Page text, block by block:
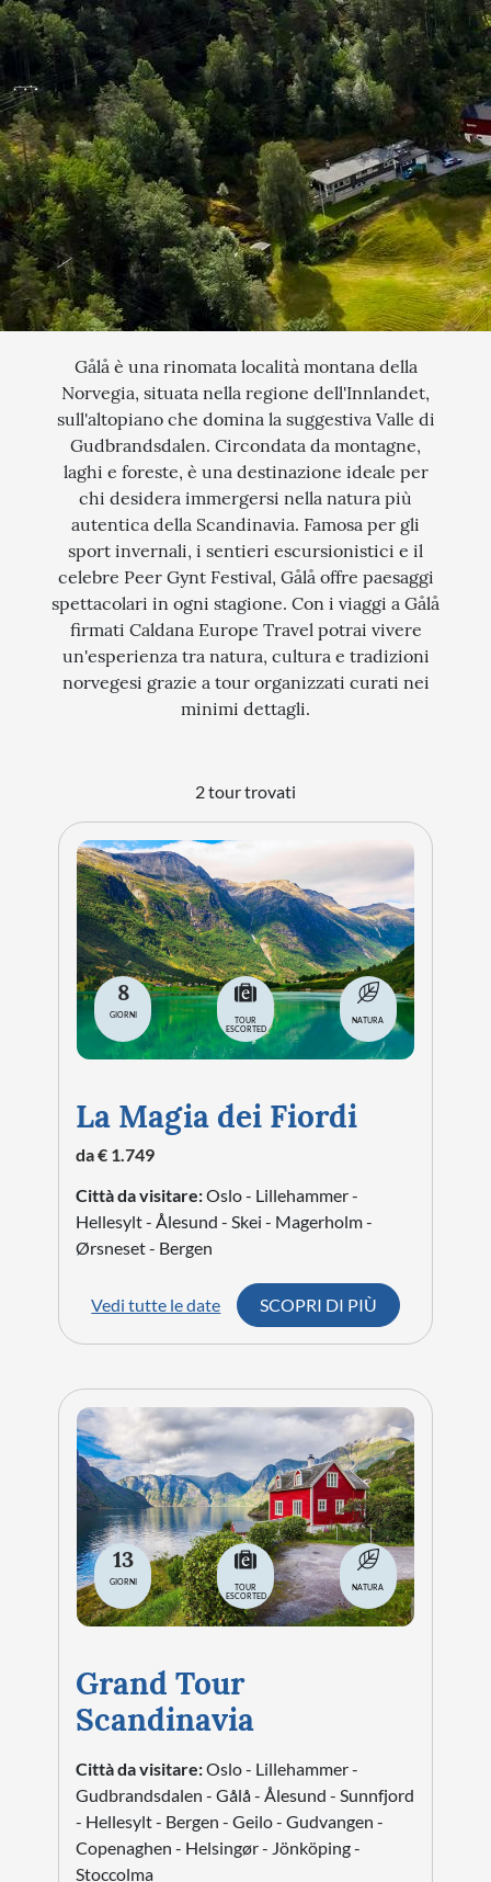
Gålå è una rinomata località montana della
Norvegia, situata nella regione dell'Innlandet,
sull'altopiano che domina la suggestiva Valle di
Gudbrandsdalen. Circondata da montagne,
laghi e foreste, è una destinazione ideale per
chi desidera immergersi nella natura più
autentica della Scandinavia. Famosa per gli
sport invernali, i sentieri escursionistici e il
celebre Peer Gynt Festival, Gålå offre paesaggi
spettacolari in ogni stagione. Con i viaggi a Gålå
firmati Caldana Europe Travel potrai vivere
un'esperienza tra natura, cultura e tradizioni
norvegesi grazie a tour organizzati curati nei
minimi dettagli.
2 tour trovati
8
GIORNI
TOUR
ESCORTED
NATURA
La Magia dei Fiordi
da € 1.749
Città da visitare:Oslo - Lillehammer -
Hellesylt - Ålesund - Skei - Magerholm -
Ørsneset - Bergen
Vedi tutte le date SCOPRI DI PIÙ
13
GIORNI
TOUR
ESCORTED
NATURA
Grand Tour
Scandinavia
Città da visitare:Oslo - Lillehammer -
Gudbrandsdalen - Gålå - Ålesund - Sunnfjord
- Hellesylt - Bergen - Geilo - Gudvangen -
Copenaghen - Helsingør - Jönköping -
Stoccolma
QUANDO VUOI PARTIRE?
SCEGLI LE DATE
AGOSTO
FERRAGOSTO
SETTEMBRE
OTTOBRE
PONTE DI OGNISSANTI
NOVEMBRE
INTERESSI
QUALI SONO I TUOI INTERESSI?
MERCATINI DI NATALE
NOVITA
EXCLUSIVE
SOGGIORNO CON ESCURSIONI
TOUR ESCORTED
TRATTI DI PASSEGGIATA
SCOPERTA
NATURA
I LUOGHI DELLO SPIRITO
STORIA
CITTÀ
EVENTI SPECIALI
ARTE E CULTURA
CERCA IL TUO VIAGGIO